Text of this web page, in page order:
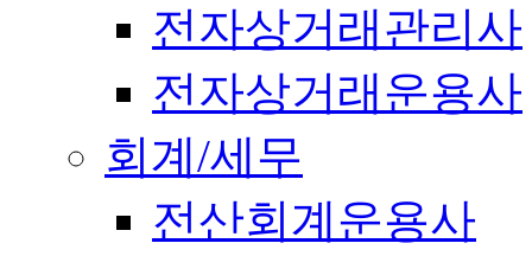
전자상거래관리사
전자상거래운용사
회계/세무
전산회계운용사